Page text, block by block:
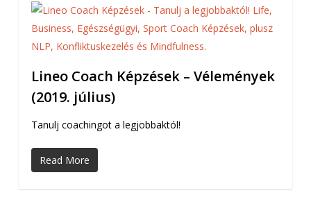
Lineo Coach Képzések – Vélemények
(2019. július)
Tanulj coachingot a legjobbaktól!
Read More